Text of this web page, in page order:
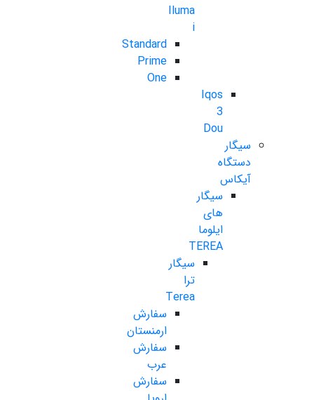
Iluma
i
Standard
Prime
One
Iqos
3
Dou
سیگار
دستگاه
آیکاس
سیگار
های
ایلوما
TEREA
سیگار
ترا
Terea
سفارش
ارمنستان
سفارش
عرب
سفارش